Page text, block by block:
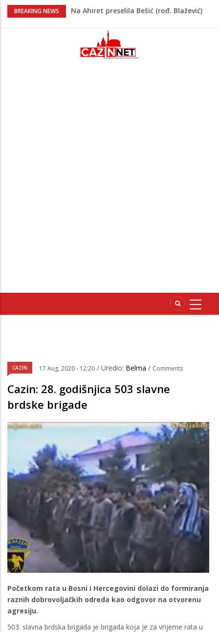
BREAKING NEWS
Na Ahiret preselila Bešić (rođ. Blažević)
Na Ahiret preselio ŠUPUK (Refik) ŠEFIK
Evo koje države su zasad za, a koje
protiv Infantina na izborima: Srbija i
CAZIN 17 Aug, 2020 - 12:20 / Uredio: Belma / Comments
Cazin: 28. godišnjica 503 slavne
brdske brigade
Početkom rata u Bosni i Hercegovini dolazi do formiranja
raznih dobrovoljačkih odreda kao odgovor na otvorenu
agresiju.
503. slavna brdska brigada je brigada koja je za vrijeme rata u